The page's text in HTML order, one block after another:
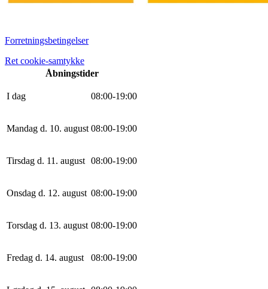
Forretningsbetingelser
Ret cookie-samtykke
Åbningstider
I dag 08:00-19:00
Mandag d. 10. august 08:00-19:00
Tirsdag d. 11. august 08:00-19:00
Onsdag d. 12. august 08:00-19:00
Torsdag d. 13. august 08:00-19:00
Fredag d. 14. august 08:00-19:00